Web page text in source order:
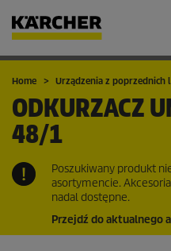
Koszyk
Lista życzeń
Home Urządzenia z poprzednich
ODKURZACZ
48/1
Poszukiwany produkt
asortymencie.
nadal dostępne.
Przejdź do aktualnego